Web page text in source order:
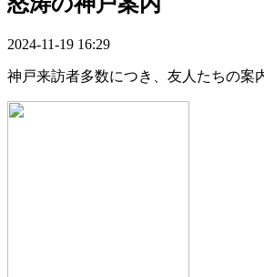
2024-11-19 16:29
神戸来訪者多数につき、友人たちの案